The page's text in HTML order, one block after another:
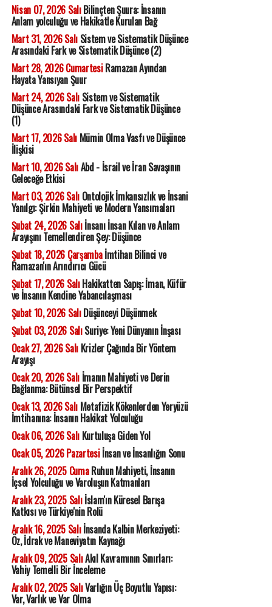
Nisan 07, 2026 SalıBilinçten Şuura: İnsanın
Anlam yolculuğu ve Hakikatle Kurulan Bağ
Mart 31, 2026 SalıSistem ve Sistematik Düşünce
Arasındaki Fark ve Sistematik Düşünce (2)
Mart 28, 2026 CumartesiRamazan Ayından
Hayata Yansıyan Şuur
Mart 24, 2026 SalıSistem ve Sistematik
Düşünce Arasındaki Fark ve Sistematik Düşünce
(1)
Mart 17, 2026 SalıMümin Olma Vasfı ve Düşünce
İlişkisi
Mart 10, 2026 SalıAbd - İsrail ve İran Savaşının
Geleceğe Etkisi
Mart 03, 2026 SalıOntolojik İmkansızlık ve İnsani
Yanılgı: Şirkin Mahiyeti ve Modern Yansımaları
Şubat 24, 2026 Salıİnsanı İnsan Kılan ve Anlam
Arayışını Temellendiren Şey: Düşünce
Şubat 18, 2026 Çarşambaİmtihan Bilinci ve
Ramazan'ın Arındırıcı Gücü
Şubat 17, 2026 SalıHakikatten Sapış: İman, Küfür
ve İnsanın Kendine Yabancılaşması
Şubat 10, 2026 SalıDüşünceyi Düşünmek
Şubat 03, 2026 SalıSuriye: Yeni Dünyanın İnşası
Ocak 27, 2026 SalıKrizler Çağında Bir Yöntem
Arayışı
Ocak 20, 2026 Salıİmanın Mahiyeti ve Derin
Bağlanma: Bütünsel Bir Perspektif
Ocak 13, 2026 SalıMetafizik Kökenlerden Yeryüzü
İmtihanına: İnsanın Hakikat Yolculuğu
Ocak 06, 2026 SalıKurtuluşa Giden Yol
Ocak 05, 2026 Pazartesiİnsan ve İnsanlığın Sonu
Aralık 26, 2025 CumaRuhun Mahiyeti, İnsanın
İçsel Yolculuğu ve Varoluşun Katmanları
Aralık 23, 2025 Salıİslam'ın Küresel Barışa
Katkısı ve Türkiye'nin Rolü
Aralık 16, 2025 Salıİnsanda Kalbin Merkeziyeti:
Öz, İdrak ve Maneviyatın Kaynağı
Aralık 09, 2025 SalıAkıl Kavramının Sınırları:
Vahiy Temelli Bir İnceleme
Aralık 02, 2025 SalıVarlığın Üç Boyutlu Yapısı:
Var, Varlık ve Var Olma